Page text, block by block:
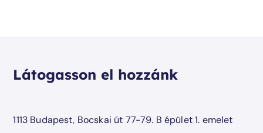
Látogasson el hozzánk
1113 Budapest, Bocskai út 77-79. B épület 1. emelet